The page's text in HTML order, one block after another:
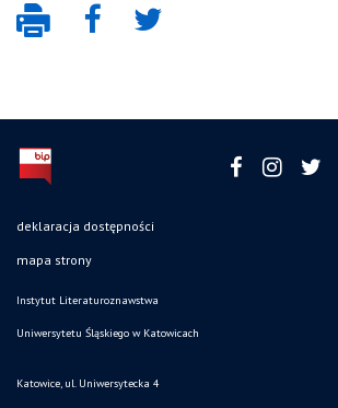
deklaracja dostępności
mapa strony
Instytut Literaturoznawstwa
Uniwersytetu Śląskiego w Katowicach
Katowice, ul. Uniwersytecka 4